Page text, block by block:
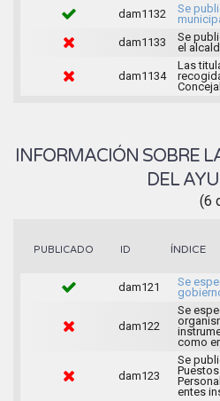
dam1132
Se
dam1133
Se
el
dam1134
Las
INFORMACIÓN SOBRE
DEL
(6
PUBLICADO ID ÍNDICE
dam121
Se
dam122
Se
como
dam123
Se
entes